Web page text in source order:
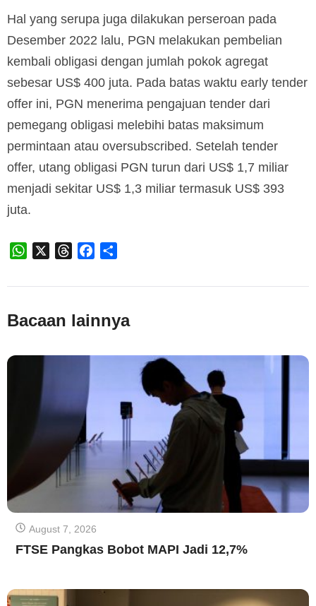
Hal yang serupa juga dilakukan perseroan pada
Desember 2022 lalu, PGN melakukan pembelian
kembali obligasi dengan jumlah pokok agregat
sebesar US$ 400 juta. Pada batas waktu early tender
offer ini, PGN menerima pengajuan tender dari
pemegang obligasi melebihi batas maksimum
permintaan atau oversubscribed. Setelah tender
offer, utang obligasi PGN turun dari US$ 1,7 miliar
menjadi sekitar US$ 1,3 miliar termasuk US$ 393
juta.
WhatsApp ThreadsFacebook
Bacaan lainnya
August 7, 2026
FTSE Pangkas Bobot MAPI Jadi 12,7%